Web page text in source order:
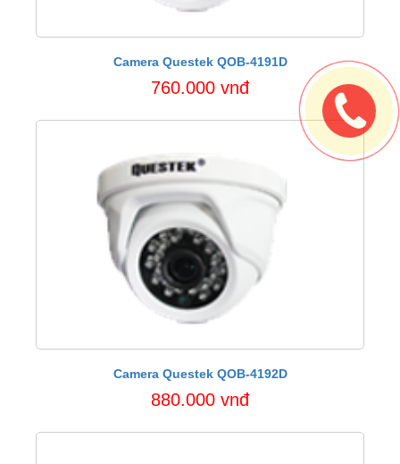
Camera Questek QOB-4191D
760.000 vnđ
Camera Questek QOB-4192D
880.000 vnđ